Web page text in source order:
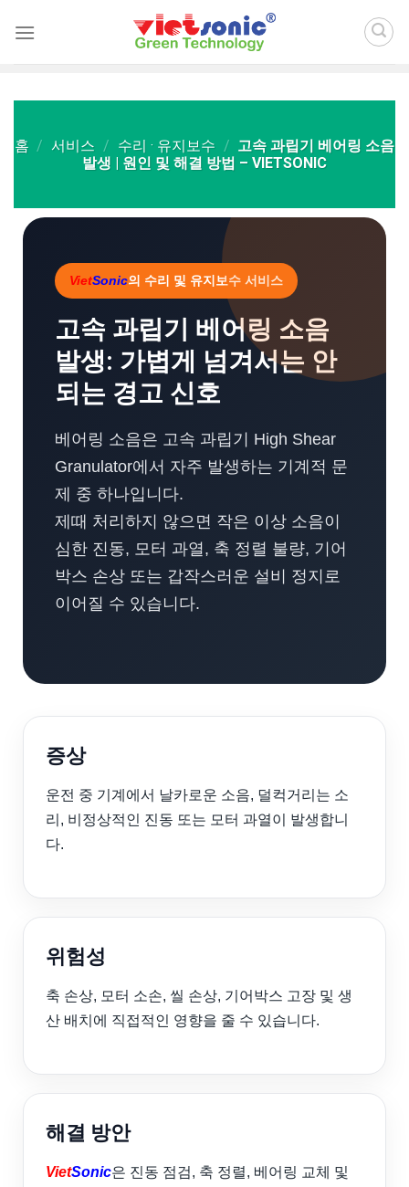
홈 / 서비스 / 수리 · 유지보수 / 고속 과립기 베어링 소음
발생 | 원인 및 해결 방법 – VIETSONIC
VietSonic의 수리 및 유지보수 서비스
고속 과립기 베어링 소음
발생: 가볍게 넘겨서는 안
되는 경고 신호
베어링 소음은 고속 과립기 High Shear
Granulator에서 자주 발생하는 기계적 문
제 중 하나입니다.
제때 처리하지 않으면 작은 이상 소음이
심한 진동, 모터 과열, 축 정렬 불량, 기어
박스 손상 또는 갑작스러운 설비 정지로
이어질 수 있습니다.
증상
운전 중 기계에서 날카로운 소음, 덜컥거리는 소
리, 비정상적인 진동 또는 모터 과열이 발생합니
다.
위험성
축 손상, 모터 소손, 씰 손상, 기어박스 고장 및 생
산 배치에 직접적인 영향을 줄 수 있습니다.
해결 방안
VietSonic은 진동 점검, 축 정렬, 베어링 교체 및